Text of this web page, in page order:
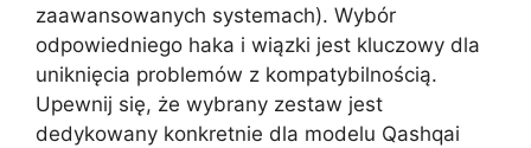
zaawansowanych systemach). Wybór
odpowiedniego haka i wiązki jest kluczowy dla
uniknięcia problemów z kompatybilnością.
Upewnij się, że wybrany zestaw jest
dedykowany konkretnie dla modelu Qashqai